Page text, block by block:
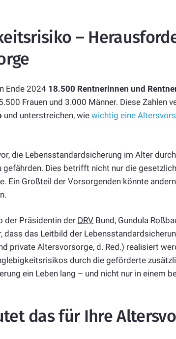
–
Ende 2024 18.500 Rentnerinnen und
Frauen und 3.000 Männer. Diese Zahlen
und unterstreichen, wie wichtig eine
die Lebensstandardsicherung im Alter
gefährden. Dies betrifft nicht nur die
Ein Großteil der Vorsorgenden könnte
der Präsidentin der DRV Bund, Gundula
dass das Leitbild der
private Altersvorsorge, d. Red.) realisiert
durch die geförderte
ein Leben lang – und nicht nur in einem
das für Ihre